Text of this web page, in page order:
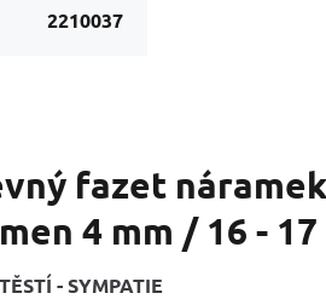
2210037
fazet
4 mm / 16 - 17
- SYMPATIE